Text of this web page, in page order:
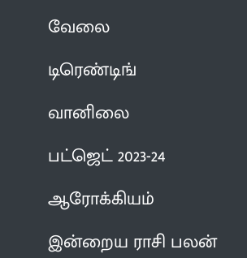
வேலை
டிரெண்டிங்
வானிலை
பட்ஜெட் 2023-24
ஆரோக்கியம்
இன்றைய ராசி பலன்